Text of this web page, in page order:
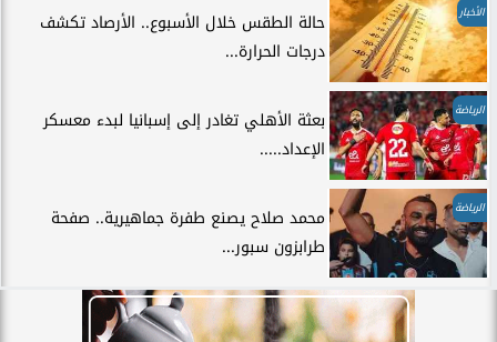
الأخبار
حالة الطقس خلال الأسبوع.. الأرصاد تكشف
درجات الحرارة...
الرياضة
بعثة الأهلي تغادر إلى إسبانيا لبدء معسكر
الإعداد.....
الرياضة
محمد صلاح يصنع طفرة جماهيرية.. صفحة
طرابزون سبور...